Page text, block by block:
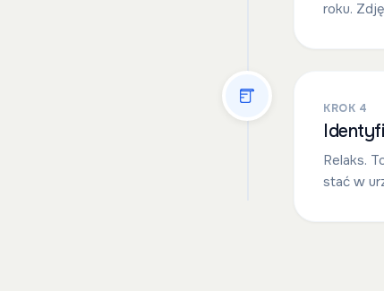
roku.
KROK 4
Relaks.
stać w